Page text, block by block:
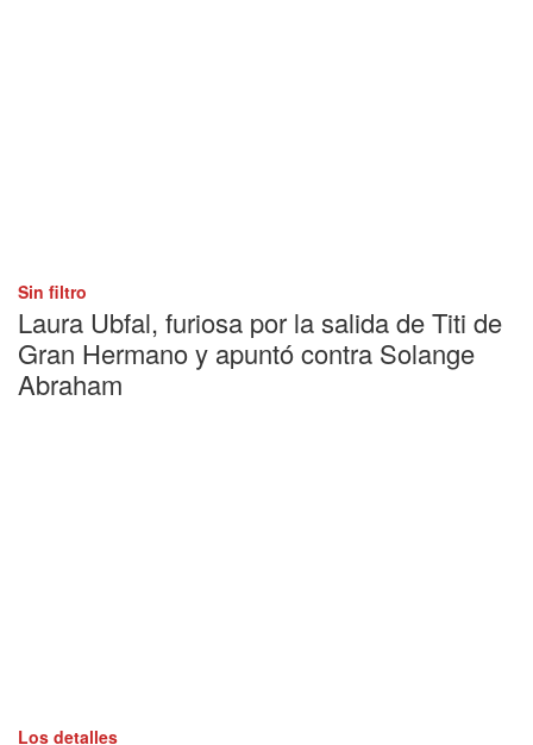
Sin filtro
Laura Ubfal, furiosa por la salida de Titi de
Gran Hermano y apuntó contra Solange
Abraham
Los detalles